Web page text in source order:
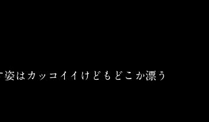
はカッコイイけどもどこか漂う